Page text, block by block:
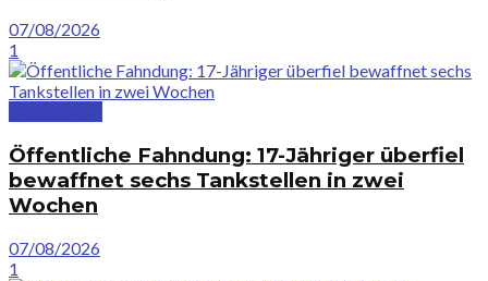
07/08/2026
1
Öffentliche Fahndung: 17-Jähriger überfiel
bewaffnet sechs Tankstellen in zwei
Wochen
07/08/2026
1